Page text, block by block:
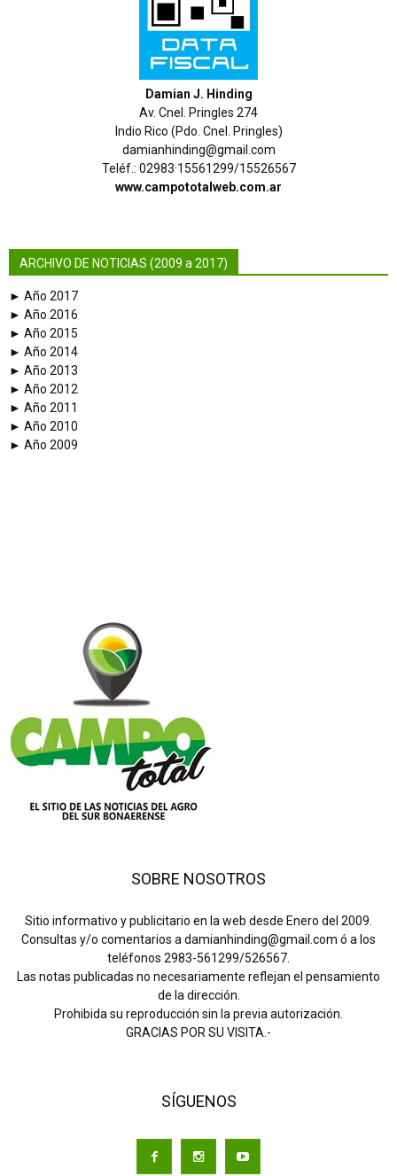
Damian J. Hinding
Av. Cnel. Pringles 274
Indio Rico (Pdo. Cnel. Pringles)
damianhinding@gmail.com
Teléf.: 02983·15561299/15526567
www.campototalweb.com.ar
ARCHIVO DE NOTICIAS (2009 a 2017)
► Año 2017
► Año 2016
► Año 2015
► Año 2014
► Año 2013
► Año 2012
► Año 2011
► Año 2010
► Año 2009
SOBRE NOSOTROS
Sitio informativo y publicitario en la web desde Enero del 2009.
Consultas y/o comentarios a damianhinding@gmail.com ó a los
teléfonos 2983-561299/526567.
Las notas publicadas no necesariamente reflejan el pensamiento
de la dirección.
Prohibida su reproducción sin la previa autorización.
GRACIAS POR SU VISITA.-
SÍGUENOS